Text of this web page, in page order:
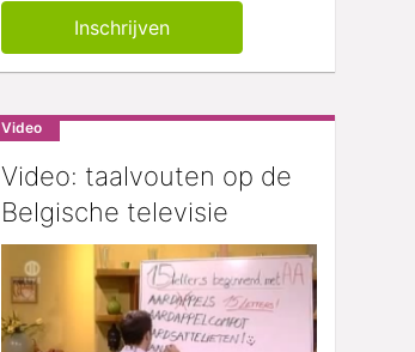
Video
Video: taalvouten op de
Belgische televisie